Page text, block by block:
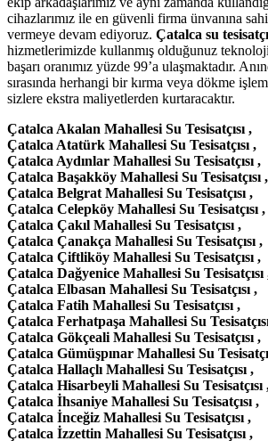
cihazlarımız ile en güvenli firma ünvanına
vermeye devam ediyoruz. Çatalca su
hizmetlerimizde kullanmış olduğunuz
başarı oranımız yüzde 99’a ulaşmaktadır.
sırasında herhangi bir kırma veya dökme
sizlere ekstra maliyetlerden kurtaracaktır.
Çatalca Akalan Mahallesi Su Tesisatçısı ,
Çatalca Atatürk Mahallesi Su Tesisatçısı ,
Çatalca Aydınlar Mahallesi Su Tesisatçısı ,
Çatalca Başakköy Mahallesi Su Tesisatçısı ,
Çatalca Belgrat Mahallesi Su Tesisatçısı ,
Çatalca Celepköy Mahallesi Su Tesisatçısı ,
Çatalca Çakıl Mahallesi Su Tesisatçısı ,
Çatalca Çanakça Mahallesi Su Tesisatçısı ,
Çatalca Çiftliköy Mahallesi Su Tesisatçısı ,
Çatalca Dağyenice Mahallesi Su Tesisatçısı
Çatalca Elbasan Mahallesi Su Tesisatçısı ,
Çatalca Fatih Mahallesi Su Tesisatçısı ,
Çatalca Ferhatpaşa Mahallesi Su
Çatalca Gökçeali Mahallesi Su Tesisatçısı ,
Çatalca Gümüşpınar Mahallesi Su
Çatalca Hallaçlı Mahallesi Su Tesisatçısı ,
Çatalca Hisarbeyli Mahallesi Su Tesisatçısı
Çatalca İhsaniye Mahallesi Su Tesisatçısı ,
Çatalca İnceğiz Mahallesi Su Tesisatçısı ,
Çatalca İzzettin Mahallesi Su Tesisatçısı ,